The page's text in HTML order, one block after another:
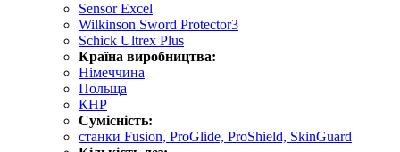
Sensor Excel
Wilkinson Sword Protector3
Schick Ultrex Plus
Країна виробництва:
Німеччина
Польща
КНР
Сумісність:
станки Fusion, ProGlide, ProShield, SkinGuard